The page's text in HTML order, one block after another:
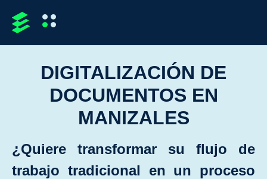
DIGITALIZACIÓN DE
DOCUMENTOS EN
MANIZALES
¿Quiere transformar su ﬂujo de
trabajo tradicional en un proceso